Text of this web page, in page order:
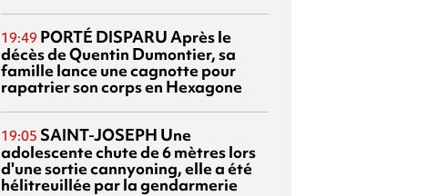
19:49 PORTÉ DISPARUAprès le
décès de Quentin Dumontier, sa
famille lance une cagnotte pour
rapatrier son corps en Hexagone
19:05 SAINT-JOSEPH Une
adolescente chute de 6 mètres lors
d'une sortie cannyoning, elle a été
hélitreuillée par la gendarmerie